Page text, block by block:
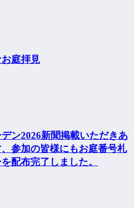
庭拝見
ン2026新聞掲載いただきあ
参加の皆様にもお庭番号札
配布完了しました。